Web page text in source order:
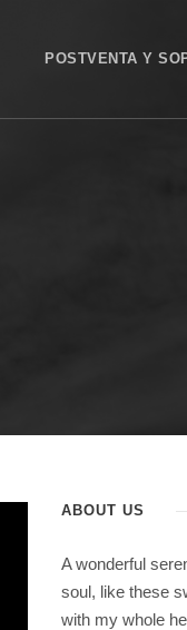
POSTVENTA Y
ABOUT US
A wonderful
soul, like these
with my whole